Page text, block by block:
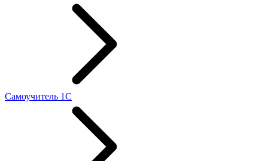
Самоучитель 1С